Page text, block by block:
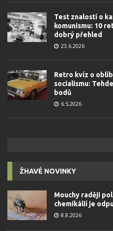
Test znalostí o
komunismu: 10
dobrý přehled
23.6.2026
Retro kvíz o
socialismu:
bodů
6.5.2026
ŽHAVÉ NOVINKY
Mouchy raději
chemikálií je
8.8.2026